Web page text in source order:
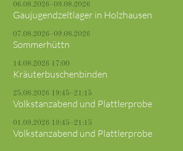
06.08.2026–09.08.2026
Gaujugendzeltlager in Holzhausen
07.08.2026–09.08.2026
Sommerhüttn
14.08.2026 17:00
Kräuterbuschenbinden
25.08.2026 19:45–21:15
Volkstanzabend und Plattlerprobe
01.09.2026 19:45–21:15
Volkstanzabend und Plattlerprobe